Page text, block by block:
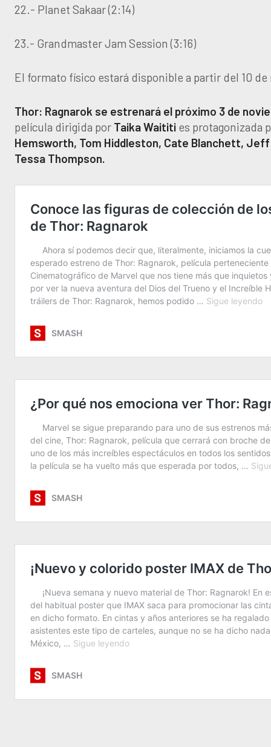
22.- Planet Sakaar (2:14)
23.- Grandmaster Jam Session (3:16)
El formato físico estará disponible a partir del 10
Thor: Ragnarok se estrenará el próximo 3 de
película dirigida por Taika Waititi es protagonizada
Hemsworth, Tom Hiddleston, Cate Blanchett, Jeff
Tessa Thompson.